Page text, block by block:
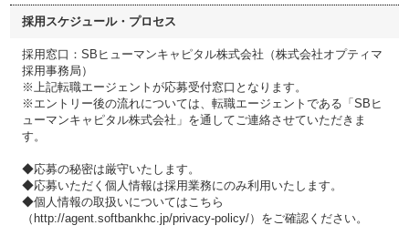
採用スケジュール・プロセス
採用窓口：SBヒューマンキャピタル株式会社（株式会社オプティマ
採用事務局）
※上記転職エージェントが応募受付窓口となります。
※エントリー後の流れについては、転職エージェントである「SBヒ
ューマンキャピタル株式会社」を通してご連絡させていただきま
す。
◆応募の秘密は厳守いたします。
◆応募いただく個人情報は採用業務にのみ利用いたします。
◆個人情報の取扱いについてはこちら
（http://agent.softbankhc.jp/privacy-policy/）をご確認ください。